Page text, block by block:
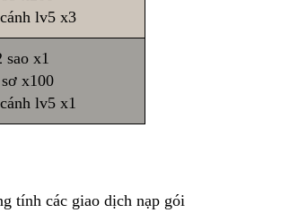
lv5 x3
sao x1
x100
lv5 x1
tính các giao dịch nạp gói